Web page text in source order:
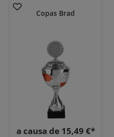
Copas Brad
a causa de 15,49 €*